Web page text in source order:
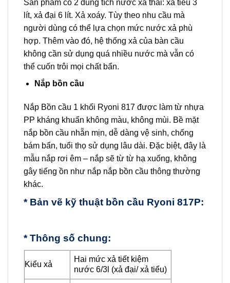
Sản phẩm có 2 dung tích nước xả thải: xả tiểu 3
lít, xả đại 6 lít. Xả xoáy. Tùy theo nhu cầu mà
người dùng có thể lựa chọn mức nước xả phù
hợp. Thêm vào đó, hệ thống xả của bàn cầu
không cần sử dụng quá nhiều nước mà vẫn có
thể cuốn trôi mọi chất bẩn.
Nắp bồn cầu
Nắp Bồn cầu 1 khối Ryoni 817 được làm từ nhựa
PP kháng khuẩn không màu, không mùi. Bề mặt
nắp bồn cầu nhẵn mịn, dễ dàng vệ sinh, chống
bám bẩn, tuổi thọ sử dụng lâu dài. Đặc biệt, đây là
mẫu nắp rơi êm – nắp sẽ từ từ hạ xuống, không
gây tiếng ồn như nắp nắp bồn cầu thông thường
khác.
* Bản vẽ kỹ thuật bồn cầu Ryoni 817P:
* Thông số chung:
Kiểu xả
Hai mức xả tiết kiệm
nước 6/3l (xả đại/ xả tiểu)